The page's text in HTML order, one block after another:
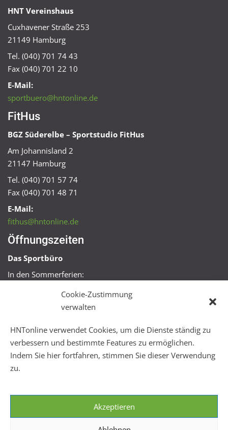
Cookie-Zustimmung
verwalten
HNTonline verwendet Cookies, um die Dienste ständig zu
verbessern und bestimmte Features zu ermöglichen.
Indem Sie hier fortfahren, stimmen Sie dieser Verwendung
zu.
Akzeptieren
HNT Vereinshaus
Cuxhavener Straße 253
21149 Hamburg
Tel. (040) 701 74 43
Fax (040) 701 22 10
E-Mail:
sportbuero@hntonline.de
FitHus
BGZ Süderelbe – Sportstudio FitHus
Am Johannisland 2
21147 Hamburg
Tel. (040) 701 57 74
Fax (040) 701 48 71
E-Mail:
fithus@hntonline.de
Öffnungszeiten
Das Sportbüro
In den Sommerferien:
Mo + Mi 16:00 – 18:00 Uhr
Mo – Fr 08:00 – 22:00 Uhr
Sa + So 10:00 – 18:00 Uhr